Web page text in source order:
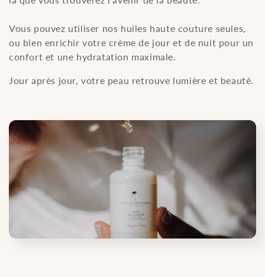
c
t
i
n
:
Vous pouvez utiliser nos huiles haute couture seules,
ou bien enrichir votre crème de jour et de nuit pour un
confort et une hydratation maximale.
Jour après jour, votre peau retrouve lumière et beauté.